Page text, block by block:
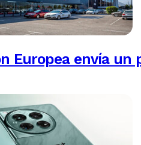
Europea envía un